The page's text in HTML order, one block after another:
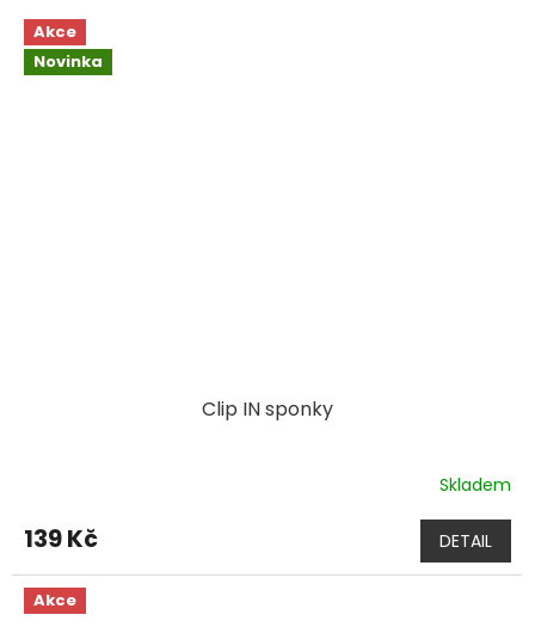
Akce
Novinka
Clip IN sponky
Skladem
139 Kč DETAIL
Akce